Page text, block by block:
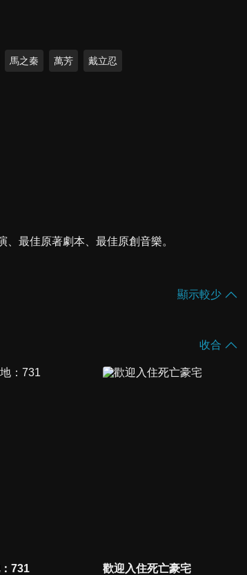
馬之秦 萬芳 戴立忍
最佳原著劇本、最佳原創音樂。
顯示較少
收合
731 歡迎入住死亡豪宅